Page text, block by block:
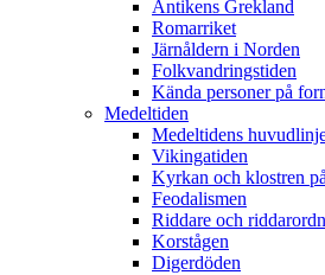
Antikens Grekland
Romarriket
Järnåldern i Norden
Folkvandringstiden
Kända personer på
Medeltiden
Medeltidens
Vikingatiden
Kyrkan och klostren
Feodalismen
Riddare och
Korstågen
Digerdöden